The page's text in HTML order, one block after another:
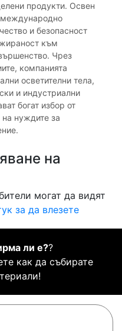
продукти. Освен
международно
и безопасност
към
Чрез
компанията
осветителни тела,
и индустриални
богат избор от
нуждите за
на
могат да видят
за да влезете
ли е??
как да събирате